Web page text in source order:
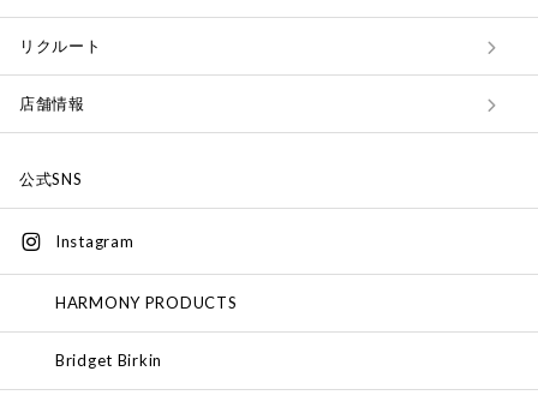
リクルート
店舗情報
公式SNS
Instagram
HARMONY PRODUCTS
Bridget Birkin